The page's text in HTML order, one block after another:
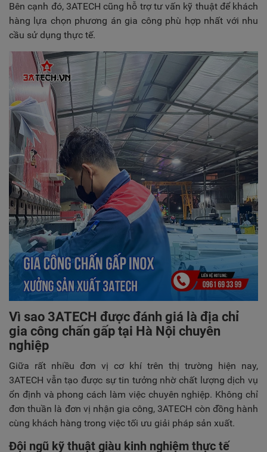
Bên cạnh đó, 3ATECH cũng hỗ trợ tư vấn kỹ thuật để khách
hàng lựa chọn phương án gia công phù hợp nhất với nhu
cầu sử dụng thực tế.
Vì sao 3ATECH được đánh giá là địa chỉ
gia công chấn gấp tại Hà Nội chuyên
nghiệp
Giữa rất nhiều đơn vị cơ khí trên thị trường hiện nay,
3ATECH vẫn tạo được sự tin tưởng nhờ chất lượng dịch vụ
ổn định và phong cách làm việc chuyên nghiệp. Không chỉ
đơn thuần là đơn vị nhận gia công, 3ATECH còn đồng hành
cùng khách hàng trong việc tối ưu giải pháp sản xuất.
Đội ngũ kỹ thuật giàu kinh nghiệm thực tế